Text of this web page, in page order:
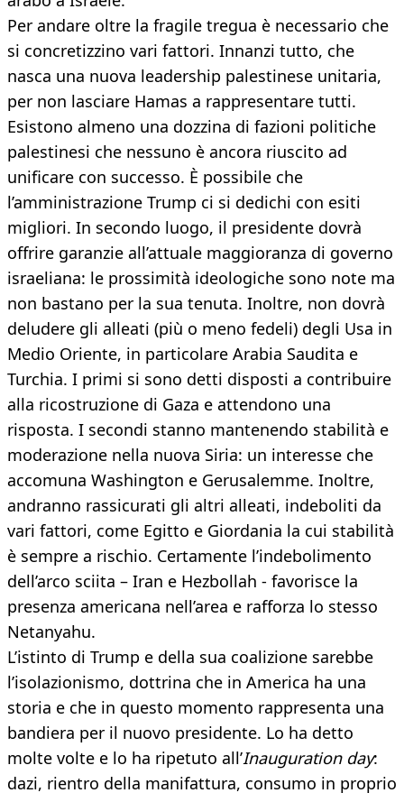
Per andare oltre la fragile tregua è necessario che
si concretizzino vari fattori. Innanzi tutto, che
nasca una nuova leadership palestinese unitaria,
per non lasciare Hamas a rappresentare tutti.
Esistono almeno una dozzina di fazioni politiche
palestinesi che nessuno è ancora riuscito ad
unificare con successo. È possibile che
l’amministrazione Trump ci si dedichi con esiti
migliori. In secondo luogo, il presidente dovrà
offrire garanzie all’attuale maggioranza di governo
israeliana: le prossimità ideologiche sono note ma
non bastano per la sua tenuta. Inoltre, non dovrà
deludere gli alleati (più o meno fedeli) degli Usa in
Medio Oriente, in particolare Arabia Saudita e
Turchia. I primi si sono detti disposti a contribuire
alla ricostruzione di Gaza e attendono una
risposta. I secondi stanno mantenendo stabilità e
moderazione nella nuova Siria: un interesse che
accomuna Washington e Gerusalemme. Inoltre,
andranno rassicurati gli altri alleati, indeboliti da
vari fattori, come Egitto e Giordania la cui stabilità
è sempre a rischio. Certamente l’indebolimento
dell’arco sciita – Iran e Hezbollah - favorisce la
presenza americana nell’area e rafforza lo stesso
Netanyahu.
L’istinto di Trump e della sua coalizione sarebbe
l’isolazionismo, dottrina che in America ha una
storia e che in questo momento rappresenta una
bandiera per il nuovo presidente. Lo ha detto
molte volte e lo ha ripetuto all’Inauguration day:
dazi, rientro della manifattura, consumo in proprio